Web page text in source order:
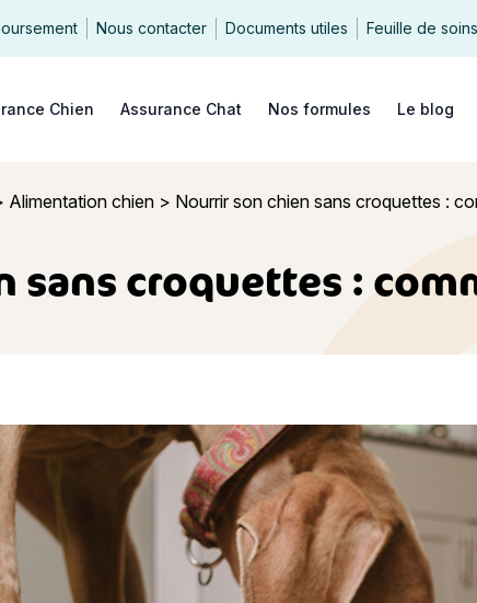
Nous contacter Documents utiles Feuille de soins
Chien Assurance Chat Nos formules Le blog
Alimentation chien> Nourrir son chien sans croquettes :
sans croquettes :
croquettes : comment faire ?